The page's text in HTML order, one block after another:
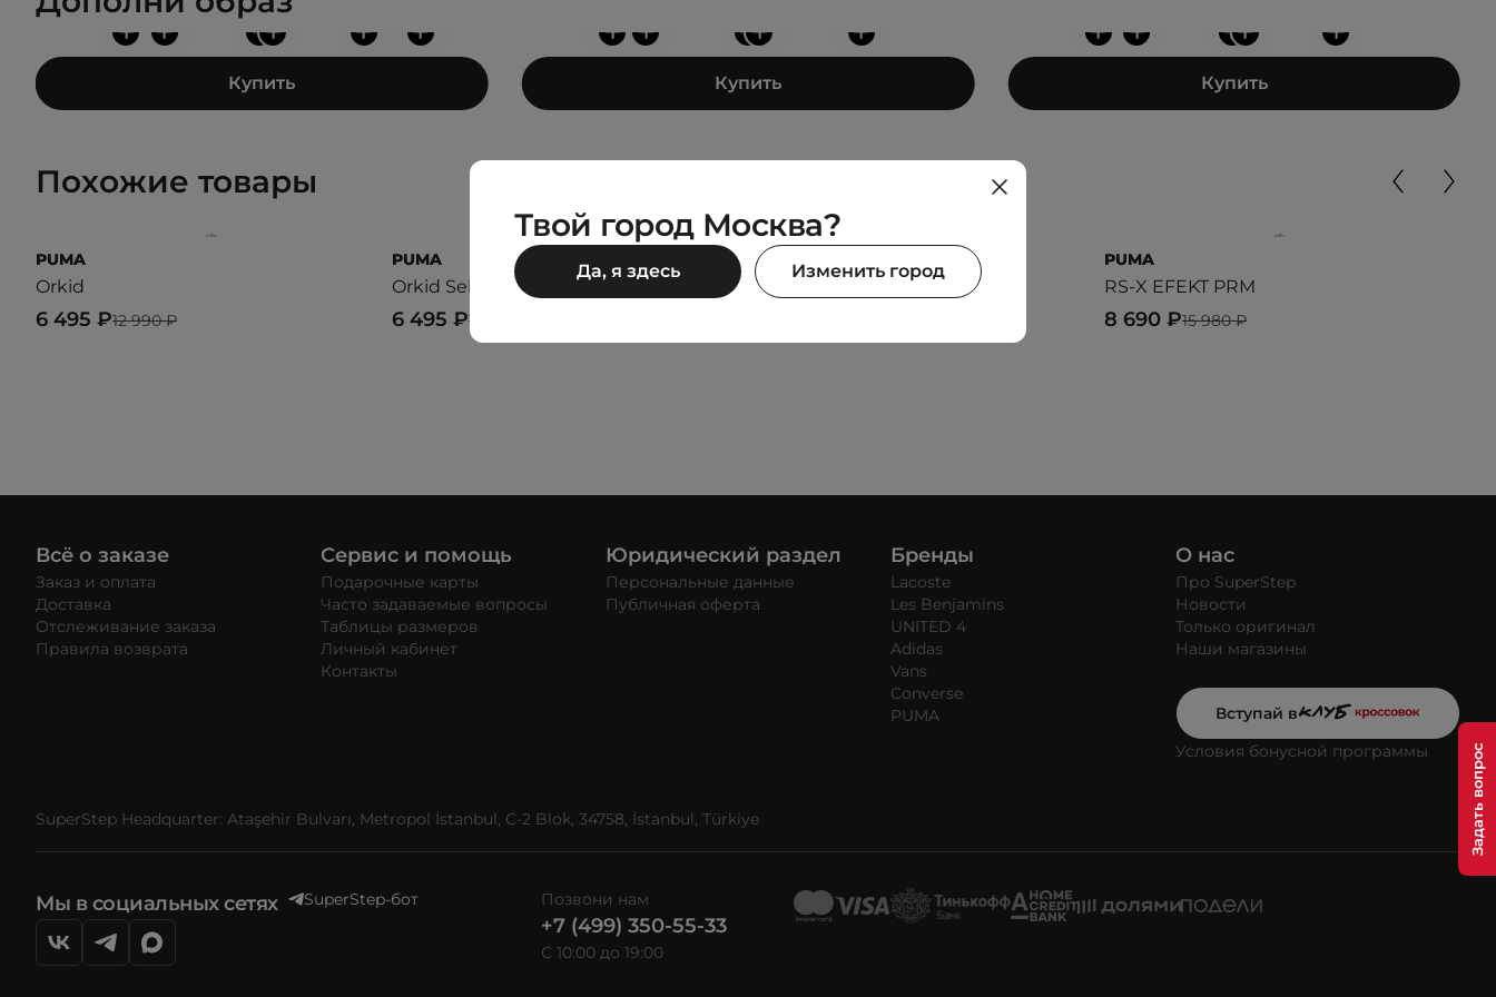
+
+
+ + +
+
Купить
+
+ + +
+
Купить
+
+
+ +
+
Купить
Похожие товары
PUMA
Orkid
12 990 ₽
6 495 ₽
PUMA
Orkid Selflove
12 990 ₽
6 495 ₽
ANTA
Fashion Worship GZ
PUMA
RS-X EFEKT PRM
15 980 ₽
8 690 ₽
Всё о заказе
Заказ и оплата
Доставка
Отслеживание заказа
Правила возврата
Сервис и помощь
Подарочные карты
Часто задаваемые вопросы
Таблицы размеров
Личный кабинет
Контакты
Юридический раздел
Персональные данные
Публичная оферта
Бренды
Lacoste
Les Benjamins
UNITED 4
Adidas
Vans
Converse
PUMA
О нас
Про SuperStep
Новости
Только оригинал
Наши магазины
Вступай в
Условия бонусной программы
SuperStep Headquarter: Ataşehir Bulvarı, Metropol İstanbul, C-2 Blok, 34758, İstanbul, Türkiye
Мы в социальных сетях SuperStep-бот Позвони нам
+7 (499) 350-55-33
C 10:00 до 19:00
Твой город Москва?
Да, я здесь Изменить город